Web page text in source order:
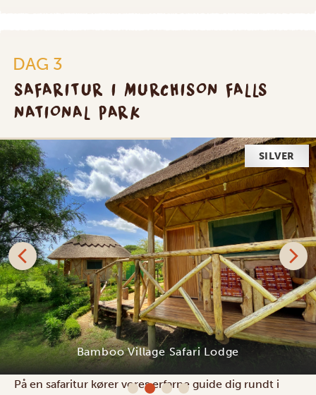
DAG 3
SAFARITUR I MURCHISON FALLS
NATIONAL PARK
SILVER
Bamboo Village Safari Lodge
På en safaritur kører vores erfarne guide dig rundt i